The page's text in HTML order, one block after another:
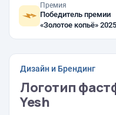
Премия
Победитель премии
«Золотое копьё» 2025,
Дизайн и Брендинг
Логотип
Yesh